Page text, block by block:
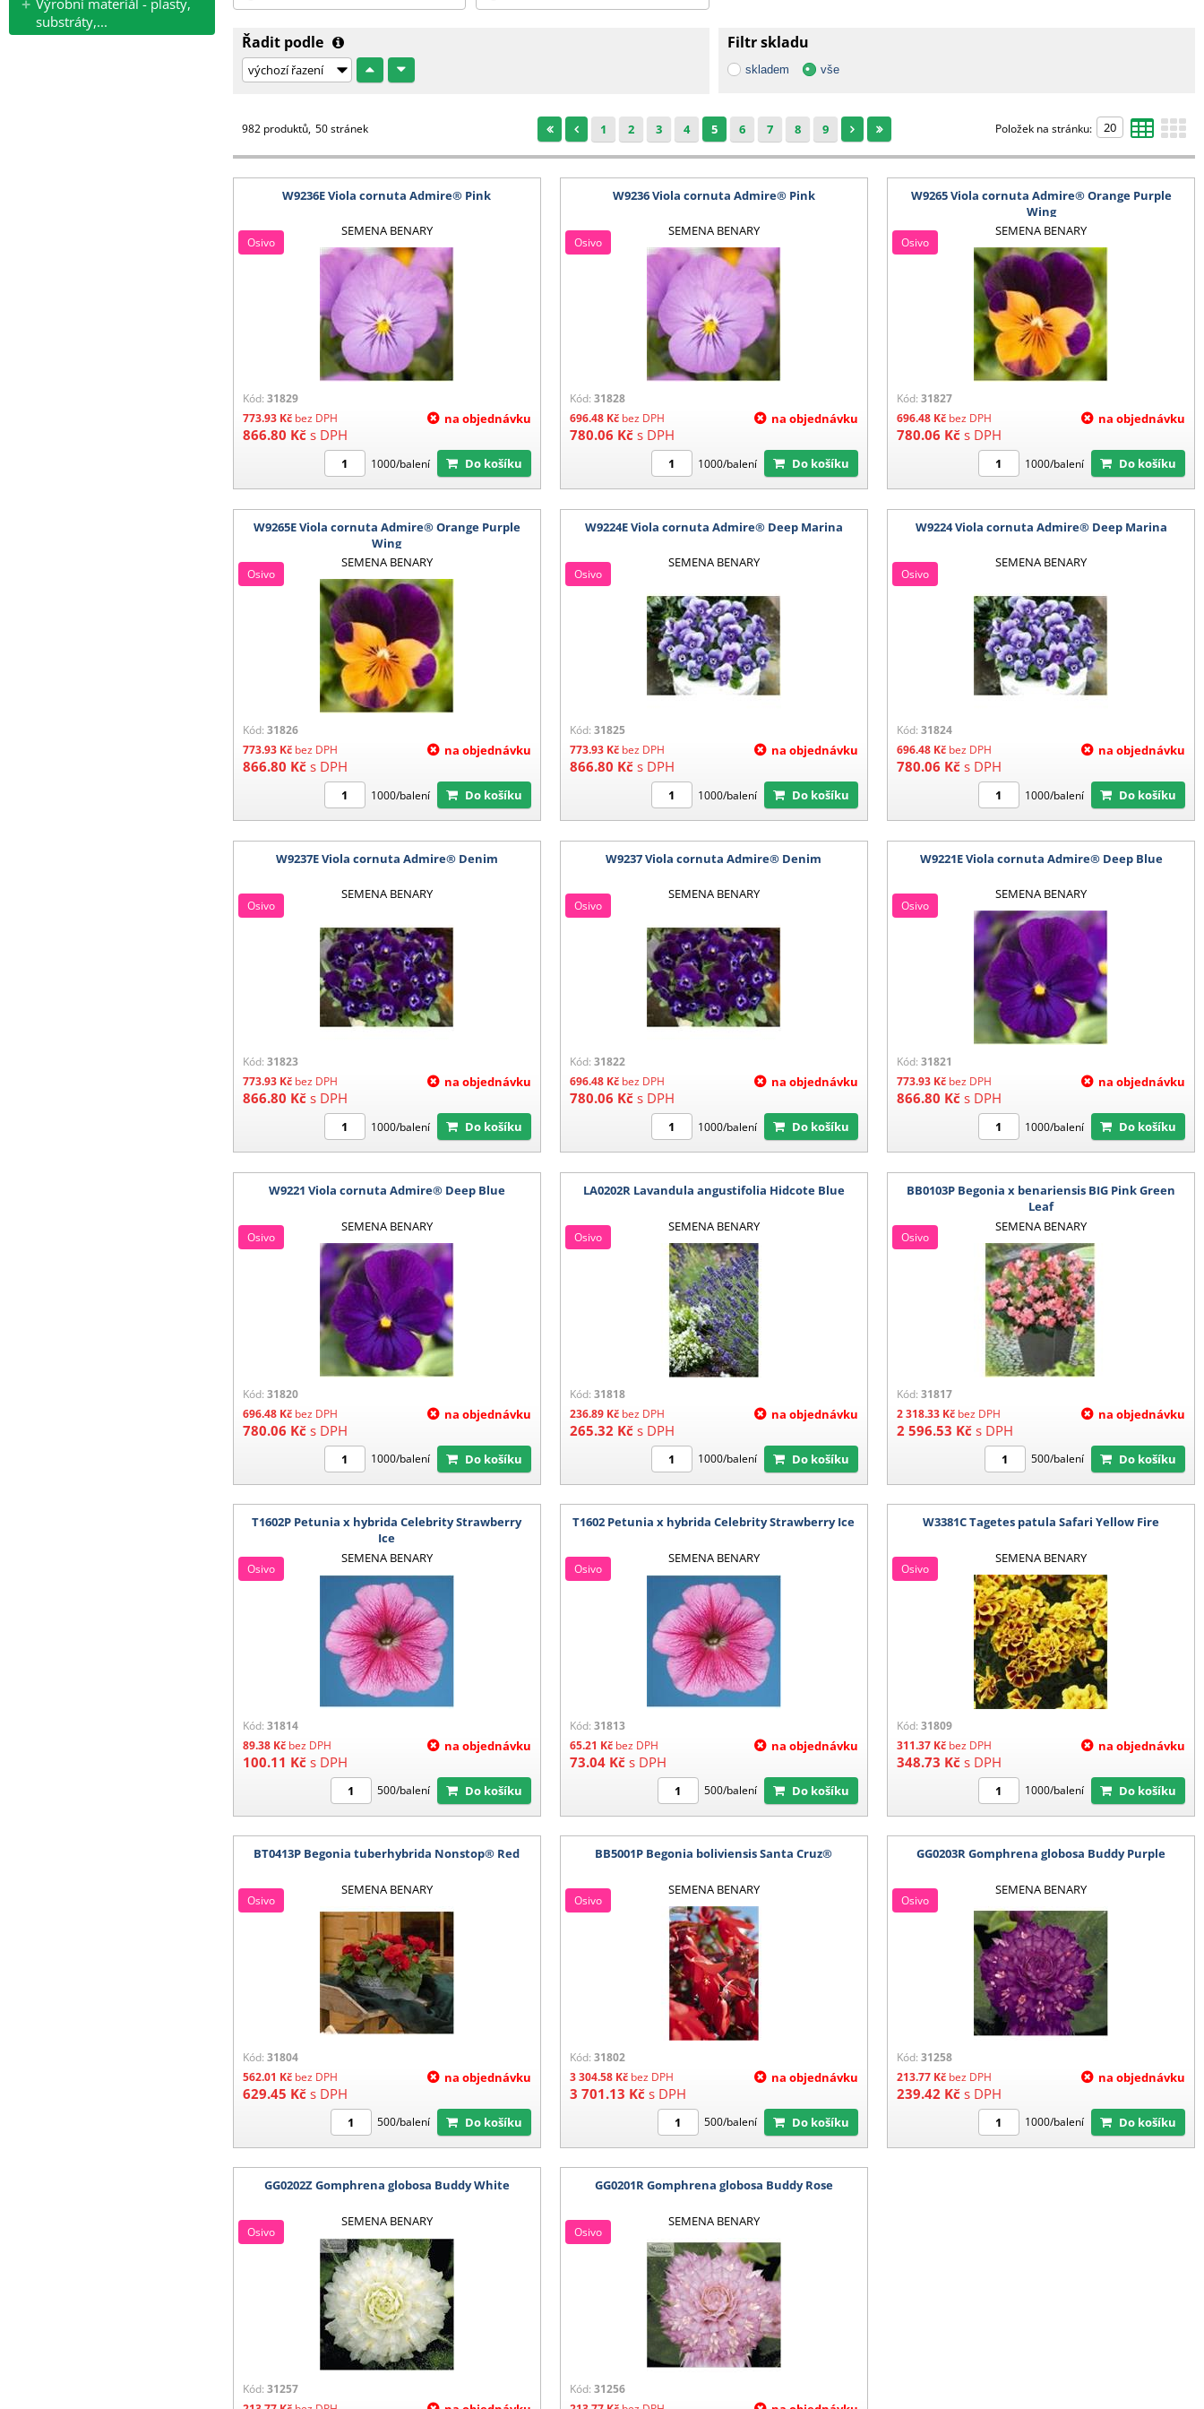
Výrobní materiál - plasty,
substráty,...
Řadit podle Filtr skladu
skladem vše
982 produktů 50 stránek 1 2 3 4 5 6 7 8 9 Položek na stránku:
W9236E Viola cornuta Admire® Pink
SEMENA BENARY
Kód: 31829
773.93 Kč bez DPH
866.80 Kč s DPH
Osivo
na objednávku
1000/balení Do košíku
W9236 Viola cornuta Admire® Pink
SEMENA BENARY
Kód:31828
696.48 Kč bez DPH
780.06 Kč s DPH
Osivo
na objednávku
1000/balení Do košíku
W9265 Viola cornuta Admire® Orange Purple
Wing
SEMENA BENARY
Kód:31827
696.48 Kč bez DPH
780.06 Kč s DPH
Osivo
na objednávku
1000/balení Do košíku
W9265E Viola cornuta Admire® Orange Purple
Wing
SEMENA BENARY
Kód: 31826
773.93 Kč bez DPH
866.80 Kč s DPH
Osivo
na objednávku
1000/balení Do košíku
W9224E Viola cornuta Admire® Deep Marina
SEMENA BENARY
Kód:31825
773.93 Kč bez DPH
866.80 Kč s DPH
Osivo
na objednávku
1000/balení Do košíku
W9224 Viola cornuta Admire® Deep Marina
SEMENA BENARY
Kód:31824
696.48 Kč bez DPH
780.06 Kč s DPH
Osivo
na objednávku
1000/balení Do košíku
W9237E Viola cornuta Admire® Denim
SEMENA BENARY
Kód: 31823
773.93 Kč bez DPH
866.80 Kč s DPH
Osivo
na objednávku
1000/balení Do košíku
W9237 Viola cornuta Admire® Denim
SEMENA BENARY
Kód:31822
696.48 Kč bez DPH
780.06 Kč s DPH
Osivo
na objednávku
1000/balení Do košíku
W9221E Viola cornuta Admire® Deep Blue
SEMENA BENARY
Kód:31821
773.93 Kč bez DPH
866.80 Kč s DPH
Osivo
na objednávku
1000/balení Do košíku
W9221 Viola cornuta Admire® Deep Blue
SEMENA BENARY
Kód: 31820
696.48 Kč bez DPH
780.06 Kč s DPH
Osivo
na objednávku
1000/balení Do košíku
LA0202R Lavandula angustifolia Hidcote Blue
SEMENA BENARY
Kód:31818
236.89 Kč bez DPH
265.32 Kč s DPH
Osivo
na objednávku
1000/balení Do košíku
BB0103P Begonia x benariensis BIG Pink Green
Leaf
SEMENA BENARY
Kód:31817
2 318.33 Kč bez DPH
2 596.53 Kč s DPH
Osivo
na objednávku
500/balení Do košíku
T1602P Petunia x hybrida Celebrity Strawberry
Ice
SEMENA BENARY
Kód: 31814
89.38 Kč bez DPH
100.11 Kč s DPH
Osivo
na objednávku
500/balení Do košíku
T1602 Petunia x hybrida Celebrity Strawberry Ice
SEMENA BENARY
Kód:31813
65.21 Kč bez DPH
73.04 Kč s DPH
Osivo
na objednávku
500/balení Do košíku
W3381C Tagetes patula Safari Yellow Fire
SEMENA BENARY
Kód:31809
311.37 Kč bez DPH
348.73 Kč s DPH
Osivo
na objednávku
1000/balení Do košíku
BT0413P Begonia tuberhybrida Nonstop® Red
SEMENA BENARY
Kód: 31804
562.01 Kč bez DPH
629.45 Kč s DPH
Osivo
na objednávku
500/balení Do košíku
BB5001P Begonia boliviensis Santa Cruz®
SEMENA BENARY
Kód:31802
3 304.58 Kč bez DPH
3 701.13 Kč s DPH
Osivo
na objednávku
500/balení Do košíku
GG0203R Gomphrena globosa Buddy Purple
SEMENA BENARY
Kód:31258
213.77 Kč bez DPH
239.42 Kč s DPH
Osivo
na objednávku
1000/balení Do košíku
GG0202Z Gomphrena globosa Buddy White
SEMENA BENARY
Kód: 31257
Osivo
GG0201R Gomphrena globosa Buddy Rose
SEMENA BENARY
Kód:31256
Osivo